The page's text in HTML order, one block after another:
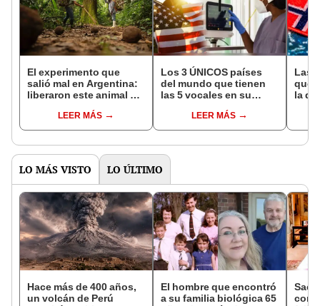
El experimento que
salió mal en Argentina:
liberaron este animal y
bosques milenarios de
la Patagonia
LEER MÁS
Los 3 ÚNICOS países
del mundo que tienen
las 5 vocales en su
con unoLEER MÁS
Las
que
la de
LO MÁS VISTO LO ÚLTIMO
Hace más de 400 años,
un volcán de Perú
El hombre que encontró
a su familia biológica 65
con